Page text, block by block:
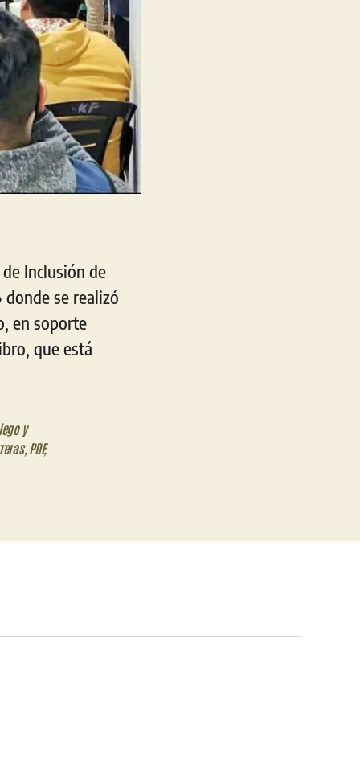
Inclusión de
donde se realizó
en soporte
que está
y
, PDF,